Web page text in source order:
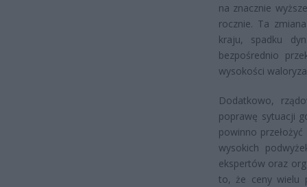
na znacznie
rocznie. Ta
kraju, spadku
bezpośrednio
wysokości
Dodatkowo,
poprawę sytuacji
powinno
wysokich
ekspertów oraz
to, że ceny wielu